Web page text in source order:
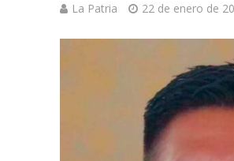
La Patria 22 de enero de